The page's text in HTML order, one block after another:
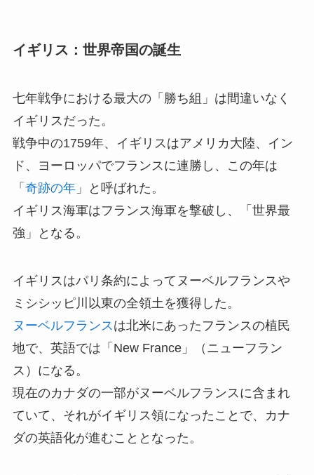
イギリス：世界帝国の誕生
七年戦争における最大の「勝ち組」は間違いなく
イギリスだった。
戦争中の1759年、イギリスはアメリカ大陸、イン
ド、ヨーロッパでフランスに連勝し、この年は
「 奇跡の年」と呼ばれた。
イギリス海軍はフランス海軍を撃破し、「世界最
強」となる。
イギリスはパリ条約によってヌーベルフランスや
ミシシッピ川以東の全領土を獲得した。
ヌーベルフランス は北米にあったフランスの植民
地で、英語では「New France」（ニューフラン
ス）になる。
現在のカナダの一部がヌーベルフランスに含まれ
ていて、それがイギリス領になったことで、カナ
ダの英語化が進むこととなった。